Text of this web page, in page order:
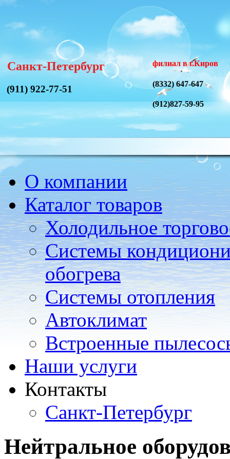
Санкт-Петербург
(911) 922-77-51
филиал в г.Киров
(8332) 647-647
(912)827-59-95
О компании
Каталог товаров
Холодильное
Системы
обогрева
Системы отопления
Автоклимат
Встроенные
Наши услуги
Контакты
Санкт-Петербург
Нейтральное